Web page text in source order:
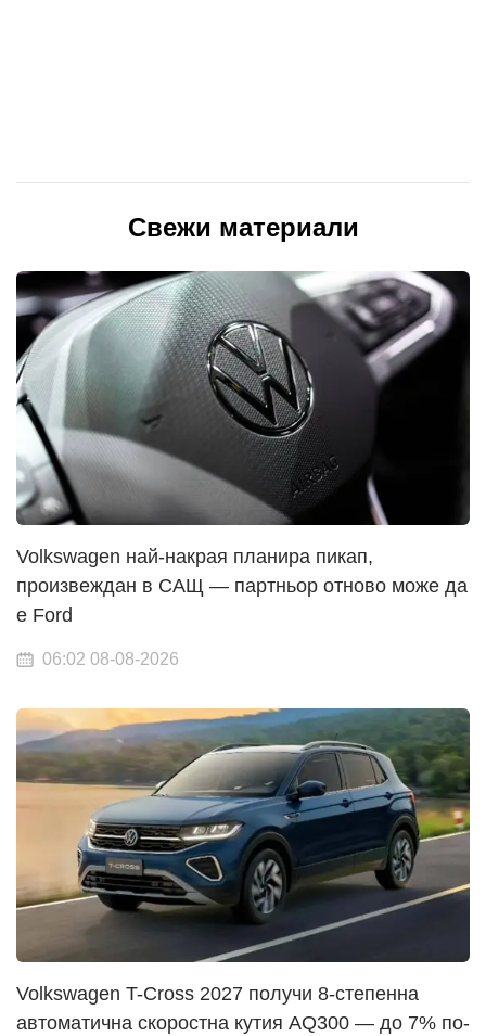
Свежи материали
Volkswagen най-накрая планира пикап,
произвеждан в САЩ — партньор отново може да
е Ford
06:02 08-08-2026
Volkswagen T-Cross 2027 получи 8-степенна
автоматична скоростна кутия AQ300 — до 7% по-